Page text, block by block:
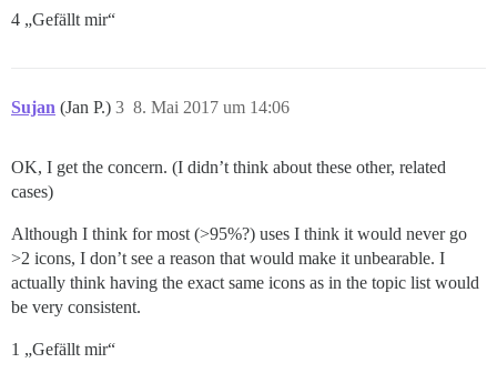
4 „Gefällt mir“
Sujan (Jan P.) 8. Mai 2017 um 14:06
3
OK, I get the concern. (I didn’t think about these other, related
cases)
Although I think for most (>95%?) uses I think it would never go
>2 icons, I don’t see a reason that would make it unbearable. I
actually think having the exact same icons as in the topic list would
be very consistent.
1 „Gefällt mir“